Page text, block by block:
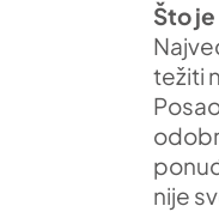
Što
težiti
nije